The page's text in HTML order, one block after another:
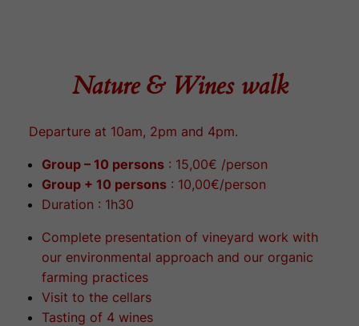
Nature & Wines walk
Departure at 10am, 2pm and 4pm.
Group – 10 persons: 15,00€ /person
Group + 10 persons: 10,00€/person
Duration : 1h30
Complete presentation of vineyard work with
our environmental approach and our organic
farming practices
Visit to the cellars
Tasting of 4 wines